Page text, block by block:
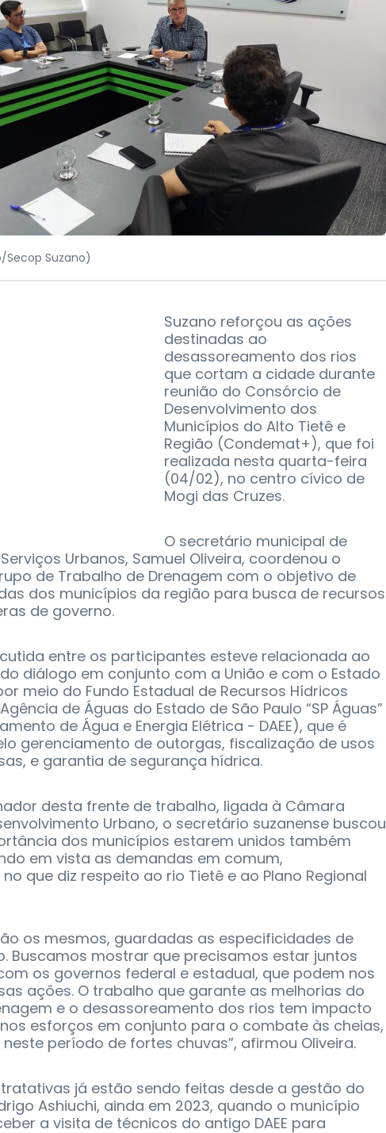
Secop Suzano)
Suzano reforçou as ações
destinadas ao
desassoreamento dos rios
que cortam a cidade durante
reunião do Consórcio de
Desenvolvimento dos
Municípios do Alto Tietê e
Região (Condemat+), que foi
realizada nesta quarta-feira
(04/02), no centro cívico de
Mogi das Cruzes.
O secretário municipal de
Urbanos, Samuel Oliveira, coordenou o
de Trabalho de Drenagem com o objetivo de
dos municípios da região para busca de recursos
de governo.
entre os participantes esteve relacionada ao
diálogo em conjunto com a União e com o Estado
meio do Fundo Estadual de Recursos Hídricos
de Águas do Estado de São Paulo “SP Águas”
de Água e Energia Elétrica - DAEE), que é
gerenciamento de outorgas, fiscalização de usos
e garantia de segurança hídrica.
desta frente de trabalho, ligada à Câmara
Urbano, o secretário suzanense buscou
dos municípios estarem unidos também
em vista as demandas em comum,
que diz respeito ao rio Tietê e ao Plano Regional
os mesmos, guardadas as especificidades de
Buscamos mostrar que precisamos estar juntos
os governos federal e estadual, que podem nos
ações. O trabalho que garante as melhorias do
e o desassoreamento dos rios tem impacto
esforços em conjunto para o combate às cheias,
período de fortes chuvas”, afirmou Oliveira.
tratativas já estão sendo feitas desde a gestão do
Ashiuchi, ainda em 2023, quando o município
a visita de técnicos do antigo DAEE para